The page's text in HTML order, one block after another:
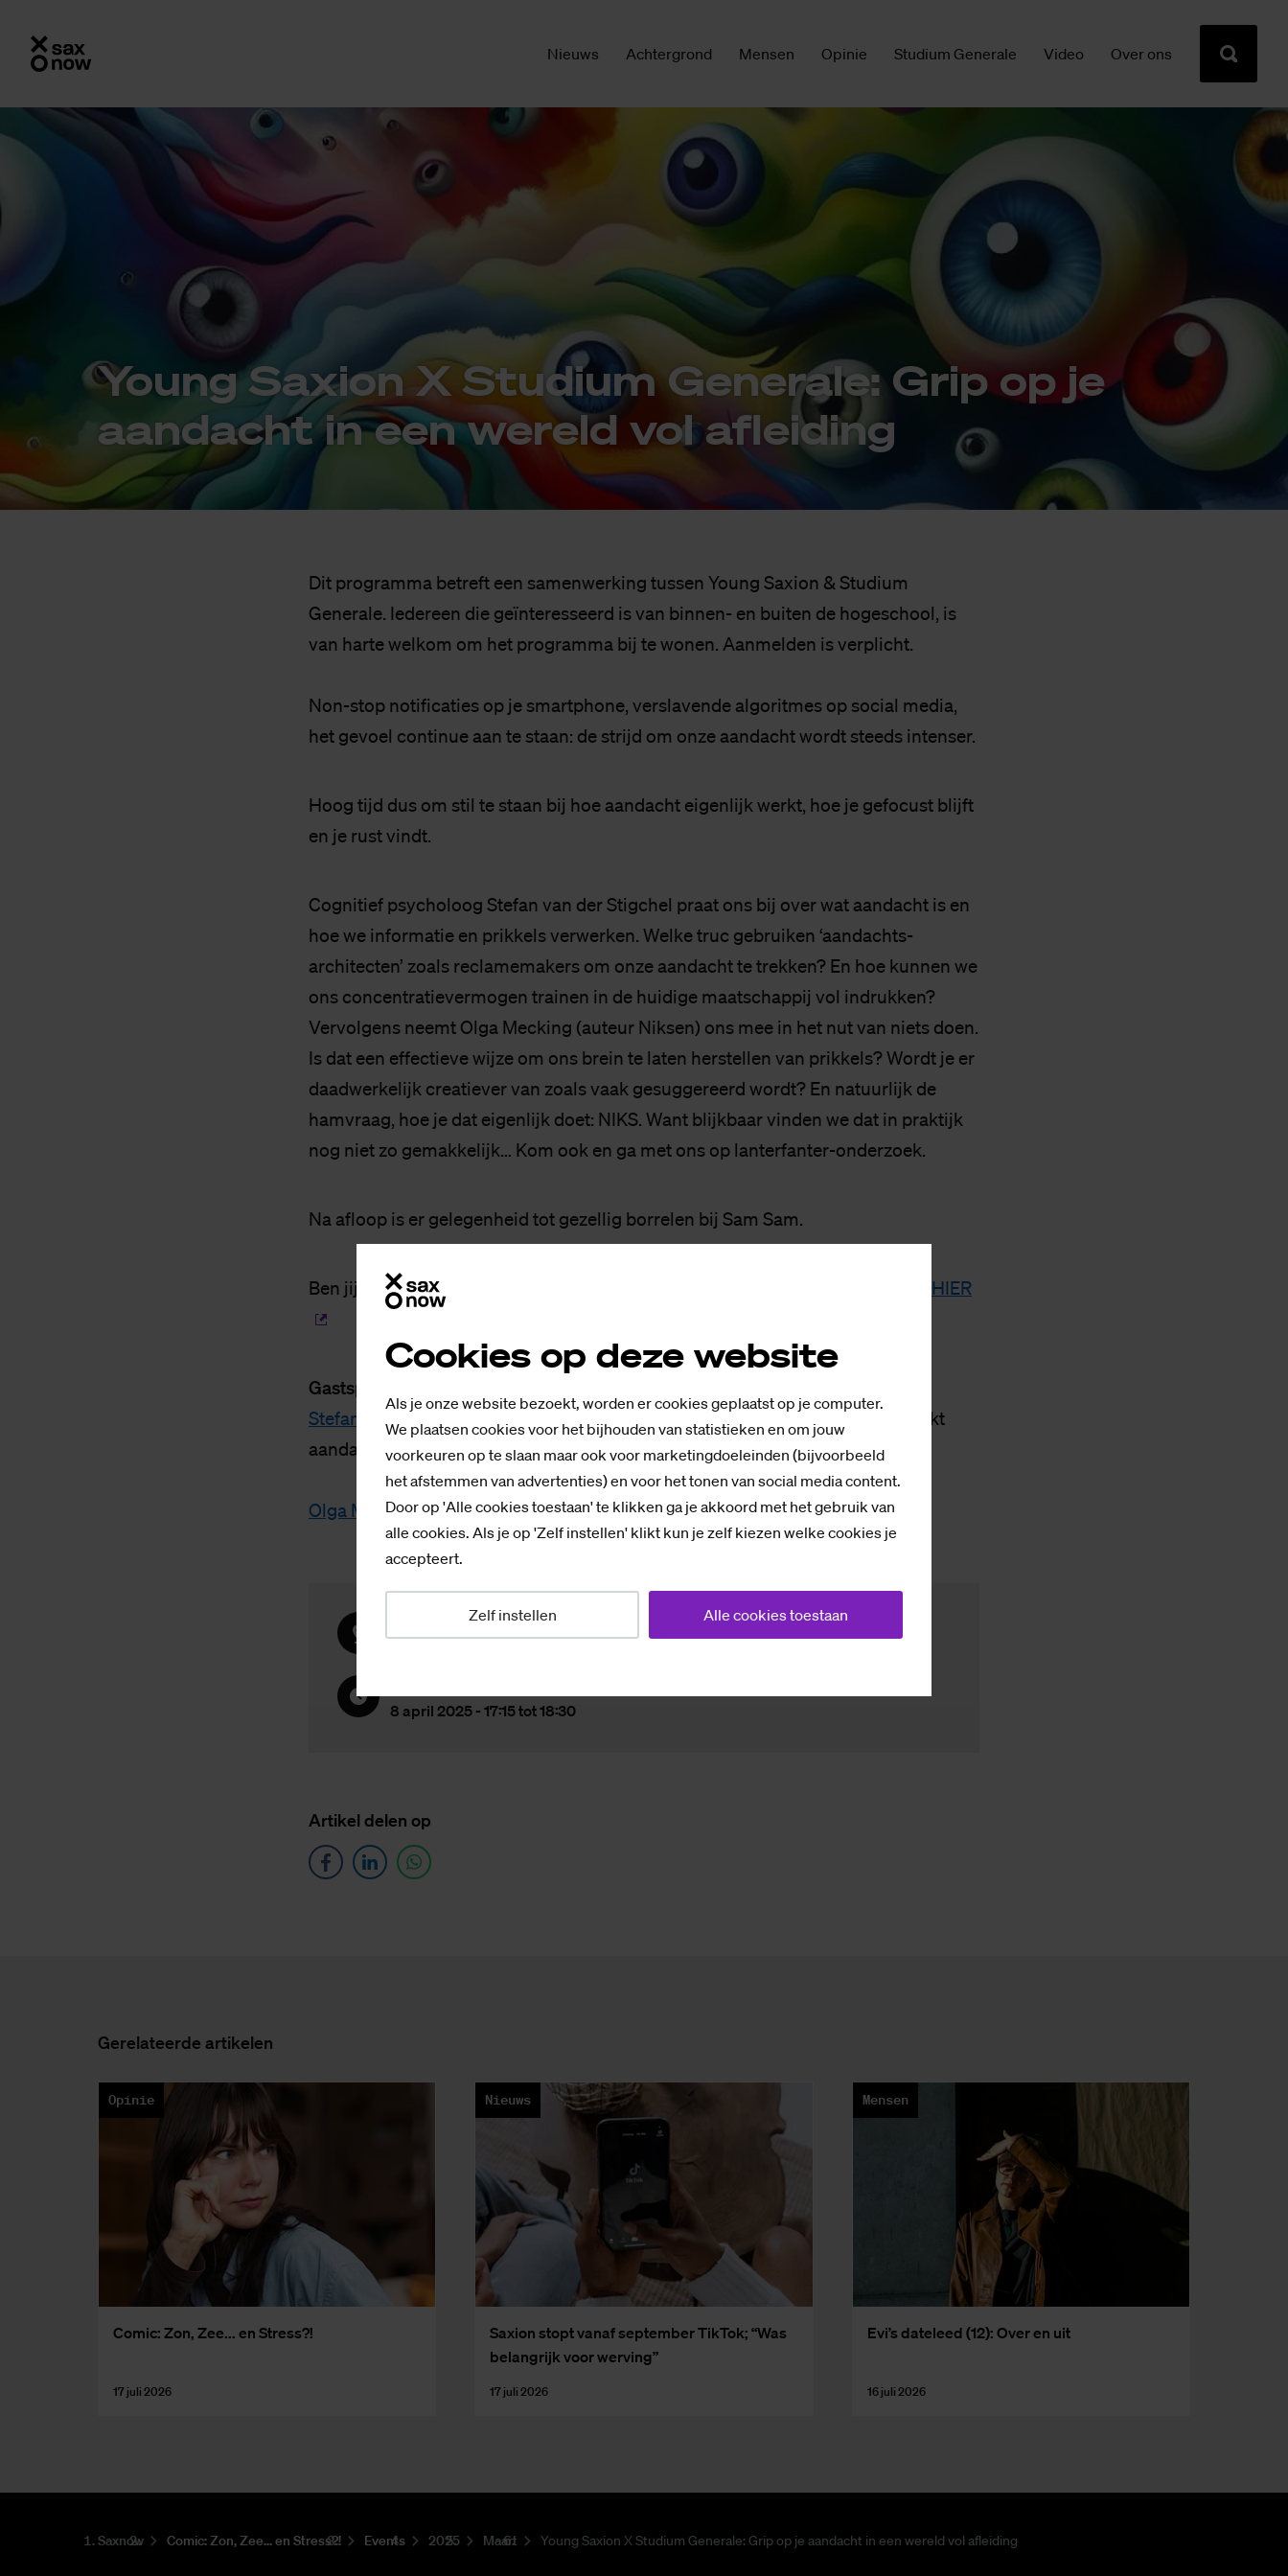
Cookies op deze website
Als je onze website bezoekt, worden er cookies geplaatst op je computer.
We plaatsen cookies voor het bijhouden van statistieken en om jouw
voorkeuren op te slaan maar ook voor marketingdoeleinden (bijvoorbeeld
het afstemmen van advertenties) en voor het tonen van social media content.
Door op 'Alle cookies toestaan' te klikken ga je akkoord met het gebruik van
alle cookies. Als je op 'Zelf instellen' klikt kun je zelf kiezen welke cookies je
accepteert.
Zelf instellen Alle cookies toestaan
Nieuws Achtergrond Mensen Opinie Studium Generale Video Over ons
Young Saxi­on X Stu­di­um Ge­ne­ra­le: Grip op je
aan­dacht in een we­reld vol af­lei­ding
Dit programma betreft een samenwerking tussen Young Saxion & Studium
Generale. Iedereen die geïnteresseerd is van binnen- en buiten de hogeschool, is
van harte welkom om het programma bij te wonen. Aanmelden is verplicht.
Non-stop notificaties op je smartphone, verslavende algoritmes op social media,
het gevoel continue aan te staan: de strijd om onze aandacht wordt steeds intenser.
Hoog tijd dus om stil te staan bij hoe aandacht eigenlijk werkt, hoe je gefocust blijft
en je rust vindt.
Cognitief psycholoog Stefan van der Stigchel praat ons bij over wat aandacht is en
hoe we informatie en prikkels verwerken. Welke truc gebruiken ‘aandachts-
architecten’ zoals reclamemakers om onze aandacht te trekken? En hoe kunnen we
ons concentratievermogen trainen in de huidige maatschappij vol indrukken?
Vervolgens neemt Olga Mecking (auteur Niksen) ons mee in het nut van niets doen.
Is dat een effectieve wijze om ons brein te laten herstellen van prikkels? Wordt je er
daadwerkelijk creatiever van zoals vaak gesuggereerd wordt? En natuurlijk de
hamvraag, hoe je dat eigenlijk doet: NIKS. Want blijkbaar vinden we dat in praktijk
nog niet zo gemakkelijk… Kom ook en ga met ons op lanterfanter-onderzoek.
Na afloop is er gelegenheid tot gezellig borrelen bij Sam Sam.
Ben jij ook van de partij? Deelname is gratis, aanmelden is verplicht en doe je HIER
Gastsprekers:
Stefan van der Stigchel
, hoogleraar Cognitieve Psychologie, auteur Zo werkt
aandacht, Grip op je aandacht, Concentratie
Olga Mecking , auteurNiksen
8 april 2025 - 17:15 tot 18:30
Ar­ti­kel de­len op
Ge­re­la­teer­de ar­ti­ke­len
Opinie
Co­mic: Zon, Zee... en Stress?!
17 juli 2026
Nieuws
Saxi­on stopt van­af sep­tem­ber Tik­Tok; “Was
be­lang­rijk voor wer­ving”
17 juli 2026
Mensen
Evi’s da­te­leed (12): Over en uit
16 juli 2026
Saxnow Co­mic: Zon, Zee... en Stress?! Events 2025 Maart Young Saxion X Studium Generale: Grip op je aandacht in een wereld vol afleiding